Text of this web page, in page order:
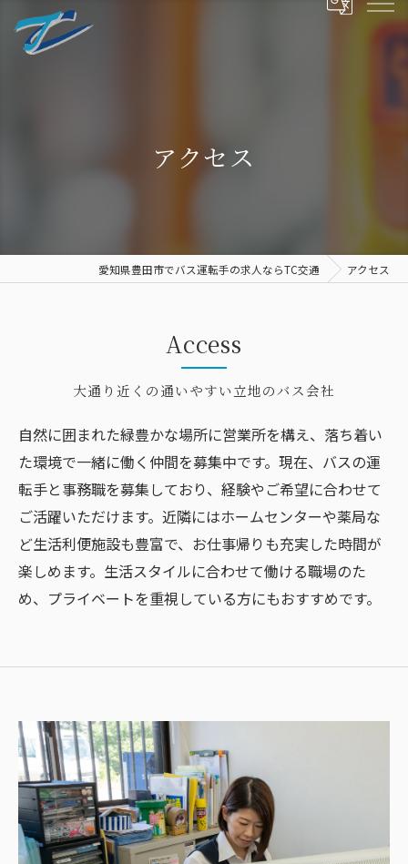
アクセス
愛知県豊田市でバス運転手の求人ならTC交通 アクセス
大通り近くの通いやすい立地のバス会社
Access
自然に囲まれた緑豊かな場所に営業所を構え、落ち着い
た環境で一緒に働く仲間を募集中です。現在、バスの運
転手と事務職を募集しており、経験やご希望に合わせて
ご活躍いただけます。近隣にはホームセンターや薬局な
ど生活利便施設も豊富で、お仕事帰りも充実した時間が
楽しめます。生活スタイルに合わせて働ける職場のた
め、プライベートを重視している方にもおすすめです。